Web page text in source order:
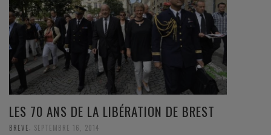
LES 70 ANS DE LA LIBÉRATION DE BREST
BREVE SEPTEMBRE 16, 2014